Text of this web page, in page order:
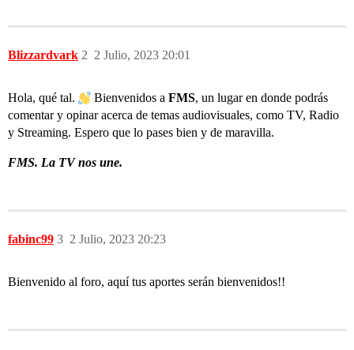
Blizzardvark 2 Julio, 2023 20:01
2
Hola, qué tal. Bienvenidos a FMS, un lugar en donde podrás
comentar y opinar acerca de temas audiovisuales, como TV, Radio
y Streaming. Espero que lo pases bien y de maravilla.
FMS. La TV nos une.
fabinc99 2 Julio, 2023 20:23
3
Bienvenido al foro, aquí tus aportes serán bienvenidos!!